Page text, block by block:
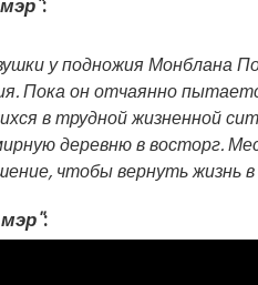
:
у подножия Монблана
Пока он отчаянно
в трудной жизненной
деревню в восторг.
чтобы вернуть жизнь
: